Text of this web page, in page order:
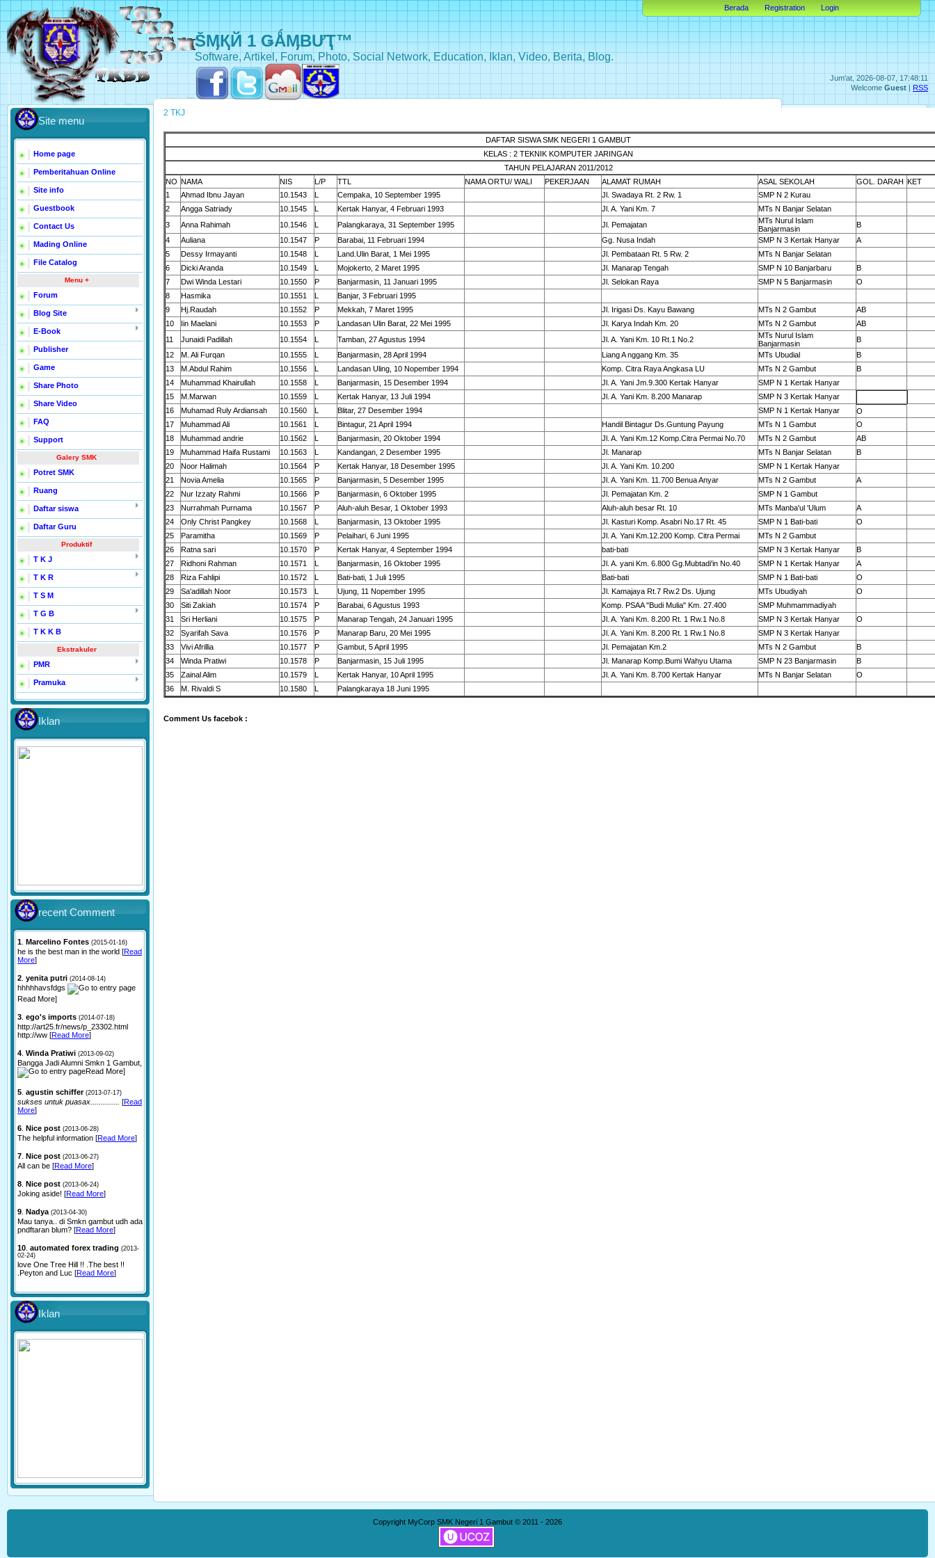
Jum'at, 2026-08-07, 17:48:11
Welcome Guest | RSS
ŠӍҚЙ 1 ǤǺӍBƯҬ™
Software, Artikel, Forum, Photo, Social Network, Education, Iklan, Video, Berita, Blog.
Berada Registration Login
Site menu
Home page
Pemberitahuan Online
Site info
Guestbook
Contact Us
Mading Online
File Catalog
Menu +
Forum
Blog Site
E-Book
Publisher
Game
Share Photo
Share Video
FAQ
Support
Galery SMK
Potret SMK
Ruang
Daftar siswa
Daftar Guru
Produktif
T K J
T K R
T S M
T G B
T K K B
Ekstrakuler
PMR
Pramuka
Iklan
recent Comment
1 Marcelino Fontes (2015-01-16)
he is the best man in the world [Read
More]
2 yenita putri (2014-08-14)
hhhhhavsfdgs
Read More]
3 ego's imports (2014-07-18)
http://art25.fr/news/p_23302.html
http://ww [Read More]
4 Winda Pratiwi (2013-09-02)
Bangga Jadi Alumni Smkn 1 Gambut,
Read More]
5 agustin schiffer (2013-07-17)
sukses untuk puasax.............. [Read
More]
6 Nice post (2013-06-28)
The helpful information [Read More]
7 Nice post (2013-06-27)
All can be [Read More]
8 Nice post (2013-06-24)
Joking aside! [Read More]
9 Nadya (2013-04-30)
Mau tanya.. di Smkn gambut udh ada
pndftaran blum? [Read More]
10 automated forex trading (2013-
02-24)
love One Tree Hill !! .The best !!
.Peyton and Luc [Read More]
Iklan
2 TKJ
DAFTAR SISWA SMK NEGERI 1 GAMBUT
KELAS : 2 TEKNIK KOMPUTER JARINGAN
TAHUN PELAJARAN 2011/2012
NO NAMA NIS L/P TTL NAMA ORTU/ WALI PEKERJAAN ALAMAT RUMAH ASAL SEKOLAH GOL. DARAH KET
1
Ahmad Ibnu Jayan 10.1543 L Cempaka, 10 September 1995 Jl. Swadaya Rt. 2 Rw. 1
SMP N 2 Kurau
2
Angga Satriady 10.1545 L Kertak Hanyar, 4 Februari 1993 Jl. A. Yani Km. 7
MTs N Banjar Selatan
3
Anna Rahimah 10.1546 L Palangkaraya, 31 September 1995 Jl. Pemajatan
MTs Nurul Islam
Banjarmasin
B
4
Auliana 10.1547 P Barabai, 11 Februari 1994 Gg. Nusa Indah SMP N 3 Kertak Hanyar
A
5
Dessy Irmayanti 10.1548 L Land.Ulin Barat, 1 Mei 1995 Jl. Pembataan Rt. 5 Rw. 2
MTs N Banjar Selatan
6
Dicki Aranda 10.1549 L Mojokerto, 2 Maret 1995 Jl. Manarap Tengah SMP N 10 Banjarbaru
B
7
Dwi Winda Lestari 10.1550 P Banjarmasin, 11 Januari 1995 Jl. Selokan Raya SMP N 5 Banjarmasin
O
8
Hasmika 10.1551 L
Banjar, 3 Februari 1995
9
Hj.Raudah 10.1552 P Mekkah, 7 Maret 1995 Jl. Irigasi Ds. Kayu Bawang MTs N 2 Gambut
AB
10
Iin Maelani 10.1553 P Landasan Ulin Barat, 22 Mei 1995 Jl. Karya Indah Km. 20 MTs N 2 Gambut
AB
11
Junaidi Padillah 10.1554 L Tamban, 27 Agustus 1994 Jl. A. Yani Km. 10 Rt.1 No.2
MTs Nurul Islam
Banjarmasin
B
12
M. Ali Furqan 10.1555 L Banjarmasin, 28 April 1994 Liang A nggang Km. 35 MTs Ubudial
B
13
M.Abdul Rahim 10.1556 L Landasan Uling, 10 Nopember 1994 Komp. Citra Raya Angkasa LU MTs N 2 Gambut
B
14
Muhammad Khairullah 10.1558 L Banjarmasin, 15 Desember 1994 Jl. A. Yani Jm.9.300 Kertak Hanyar
SMP N 1 Kertak Hanyar
15
M.Marwan 10.1559 L Kertak Hanyar, 13 Juli 1994 Jl. A. Yani Km. 8.200 Manarap
SMP N 3 Kertak Hanyar
16
Muhamad Ruly Ardiansah 10.1560 L Blitar, 27 Desember 1994 SMP N 1 Kertak Hanyar
O
17
Muhammad Ali 10.1561 L Bintagur, 21 April 1994 Handil Bintagur Ds.Guntung Payung MTs N 1 Gambut
O
18
Muhammad andrie 10.1562 L Banjarmasin, 20 Oktober 1994 Jl. A. Yani Km.12 Komp.Citra Permai No.70 MTs N 2 Gambut
AB
19
Muhammad Haifa Rustami 10.1563 L Kandangan, 2 Desember 1995 Jl. Manarap MTs N Banjar Selatan
B
20
Noor Halimah 10.1564 P Kertak Hanyar, 18 Desember 1995 Jl. A. Yani Km. 10.200
SMP N 1 Kertak Hanyar
21
Novia Amelia 10.1565 P Banjarmasin, 5 Desember 1995 Jl. A. Yani Km. 11.700 Benua Anyar MTs N 2 Gambut
A
22
Nur Izzaty Rahmi 10.1566 P Banjarmasin, 6 Oktober 1995 Jl. Pemajatan Km. 2
SMP N 1 Gambut
23
Nurrahmah Purnama 10.1567 P Aluh-aluh Besar, 1 Oktober 1993 Aluh-aluh besar Rt. 10 MTs Manba'ul 'Ulum
A
24
Only Christ Pangkey 10.1568 L Banjarmasin, 13 Oktober 1995 Jl. Kasturi Komp. Asabri No.17 Rt. 45 SMP N 1 Bati-bati
O
25
Paramitha 10.1569 P Pelaihari, 6 Juni 1995 Jl. A. Yani Km.12.200 Komp. Citra Permai
MTs N 2 Gambut
26
Ratna sari 10.1570 P Kertak Hanyar, 4 September 1994 bati-bati SMP N 3 Kertak Hanyar
B
27
Ridhoni Rahman 10.1571 L Banjarmasin, 16 Oktober 1995 Jl. A. yani Km. 6.800 Gg.Mubtadi'in No.40 SMP N 1 Kertak Hanyar
A
28
Riza Fahlipi 10.1572 L Bati-bati, 1 Juli 1995 Bati-bati SMP N 1 Bati-bati
O
29
Sa'adillah Noor 10.1573 L Ujung, 11 Nopember 1995 Jl. Kamajaya Rt.7 Rw.2 Ds. Ujung MTs Ubudiyah
O
30
Siti Zakiah 10.1574 P Barabai, 6 Agustus 1993 Komp. PSAA "Budi Mulia" Km. 27.400
SMP Muhmammadiyah
31
Sri Herliani 10.1575 P Manarap Tengah, 24 Januari 1995 Jl. A. Yani Km. 8.200 Rt. 1 Rw.1 No.8 SMP N 3 Kertak Hanyar
O
32
Syarifah Sava 10.1576 P Manarap Baru, 20 Mei 1995 Jl. A. Yani Km. 8.200 Rt. 1 Rw.1 No.8
SMP N 3 Kertak Hanyar
33
Vivi Afrillia 10.1577 P Gambut, 5 April 1995 Jl. Pemajatan Km.2 MTs N 2 Gambut
B
34
Winda Pratiwi 10.1578 P Banjarmasin, 15 Juli 1995 Jl. Manarap Komp.Bumi Wahyu Utama SMP N 23 Banjarmasin
B
35
Zainal Alim 10.1579 L Kertak Hanyar, 10 April 1995 Jl. A. Yani Km. 8.700 Kertak Hanyar MTs N Banjar Selatan
O
36
M. Rivaldi S 10.1580 L Palangkaraya 18 Juni 1995
Comment Us facebok :
Copyright MyCorp SMK Negeri 1 Gambut © 2011 - 2026